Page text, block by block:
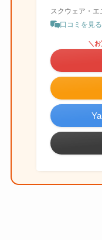
スクウェア・
口コミを見る
＼